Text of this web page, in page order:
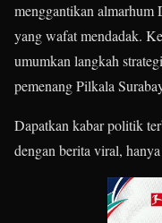
menggantikan
yang wafat mendadak.
umumkan langkah
pemenang Pilkala
Dapatkan kabar politik
dengan berita viral,